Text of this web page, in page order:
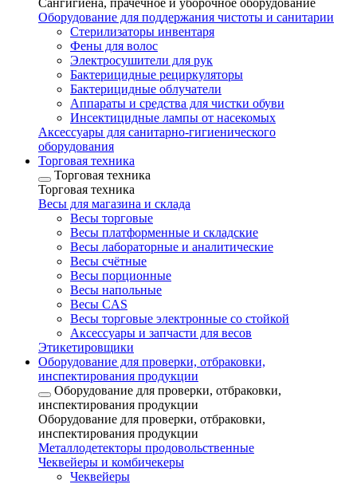
Сангигиена, прачечное и уборочное оборудование
Оборудование для поддержания чистоты и санитарии
Стерилизаторы инвентаря
Фены для волос
Электросушители для рук
Бактерицидные рециркуляторы
Бактерицидные облучатели
Аппараты и средства для чистки обуви
Инсектицидные лампы от насекомых
Аксессуары для санитарно-гигиенического
оборудования
Торговая техника
Торговая техника
Торговая техника
Весы для магазина и склада
Весы торговые
Весы платформенные и складские
Весы лабораторные и аналитические
Весы счётные
Весы порционные
Весы напольные
Весы CAS
Весы торговые электронные со стойкой
Аксессуары и запчасти для весов
Этикетировщики
Оборудование для проверки, отбраковки,
инспектирования продукции
Оборудование для проверки, отбраковки,
инспектирования продукции
Оборудование для проверки, отбраковки,
инспектирования продукции
Металлодетекторы продовольственные
Чеквейеры и комбичекеры
Чеквейеры